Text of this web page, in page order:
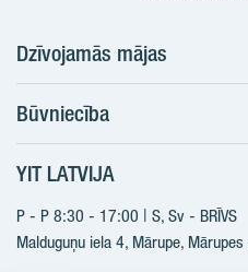
Dzīvojamās mājas
Meklēt dzīvokli
Nākotnes projekti
Pārdošanas informācija
YIT Plus
Kontakti
Būvniecība
Būvniecība
Jaunie projekti
Realizētie projekti
YIT LATVIJA
P - P 8:30 - 17:00 | S, Sv - BRĪVS
Malduguņu iela 4, Mārupe,